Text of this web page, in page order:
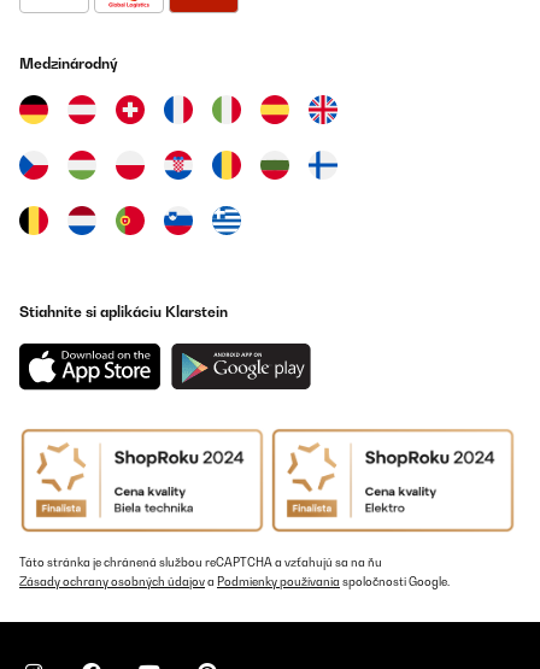
Medzinárodný
Stiahnite si aplikáciu Klarstein
Táto stránka je chránená službou reCAPTCHA a vzťahujú sa na ňu
Zásady ochrany osobných údajova Podmienky používania spoločnosti Google.